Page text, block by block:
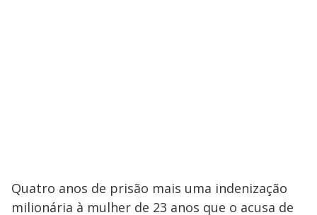
Quatro anos de prisão mais uma indenização
milionária à mulher de 23 anos que o acusa de